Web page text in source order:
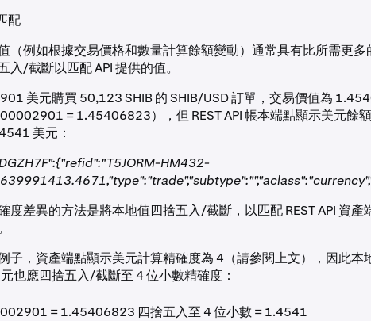
配
（例如根據交易價格和數量計算餘額變動）通常具有比所需更多
入/截斷以匹配 API 提供的值。
美元購買 50,123 SHIB 的 SHIB/USD 訂單，交易價值為
= 1.45406823），但 REST API 帳本端點顯示美元餘
美元：
HM432-
度差異的方法是將本地值四捨五入/截斷，以匹配 REST API 資產
子，資產端點顯示美元計算精確度為 4（請參閱上文），因此本
也應四捨五入/截斷至 4 位小數精確度：
= 1.45406823 四捨五入至 4 位小數 = 1.4541